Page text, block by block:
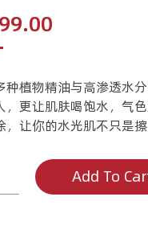
种植物精油与高渗透水
，更让肌肤喝饱水，气色
，让你的水光肌不只是
Add To